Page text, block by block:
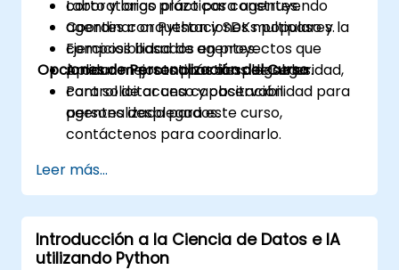
corto y largo plazo para agentes.
Coordinar orquestaciones multipaso y la
composibilidad de agentes.
Aplicar mejores prácticas de seguridad,
control de acceso y observabilidad para
agentes desplegados.
Laboratorios prácticos construyendo
agentes con Python y SDKs populares.
Ejercicios basados en proyectos que
producen prototipos desplegables.
Opciones de Personalización del Curso
Para solicitar una capacitación
personalizada para este curso,
contáctenos para coordinarlo.
Leer más...
Introducción a la Ciencia de Datos e IA
utilizando Python